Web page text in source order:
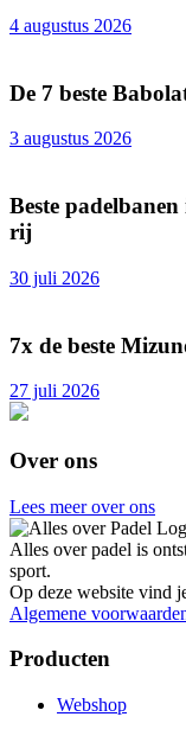
4 augustus 2026
De 7 beste
3 augustus 2026
Beste
rij
30 juli 2026
7x de beste
27 juli 2026
Over ons
Lees meer over ons
Alles over padel is
sport.
Op deze website vind
Algemene
Producten
Webshop